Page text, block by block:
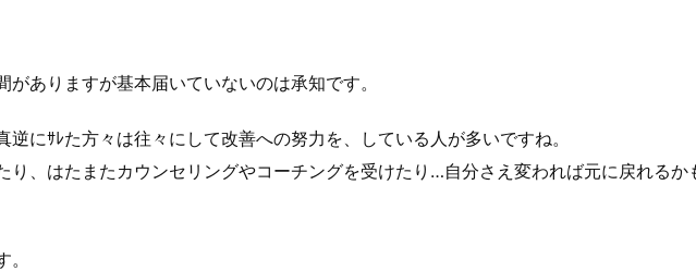
ありますが基本届いていないのは承知です。
にｻﾚた方々は往々にして改善への努力を、している人が多いですね。
り、はたまたカウンセリングやコーチングを受けたり…自分さえ変われば元に戻れるか